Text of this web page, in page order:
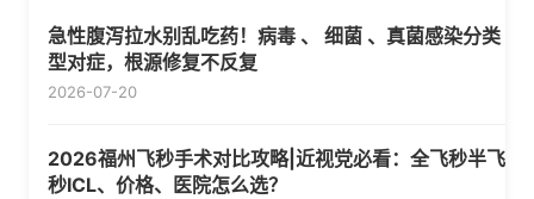
急性腹泻拉水别乱吃药！病毒 、 细菌 、真菌感染分类
型对症，根源修复不反复
2026-07-20
2026福州飞秒手术对比攻略|近视党必看：全飞秒半飞
秒ICL、价格、医院怎么选？